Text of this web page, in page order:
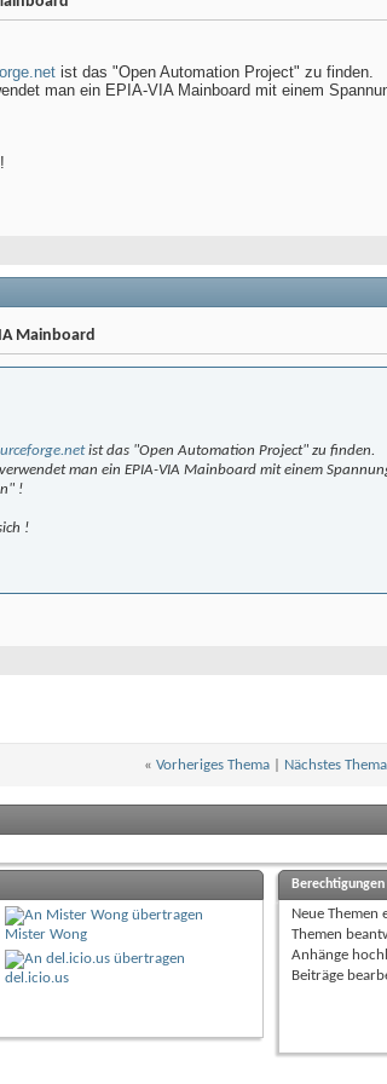
ist das "Open Automation Project" zu finden.
man ein EPIA-VIA Mainboard mit einem
Mainboard
ist das "Open Automation Project" zu finden.
man ein EPIA-VIA Mainboard mit einem
!
!
« Vorheriges Thema| Nächstes Thema
Mister Wong
del.icio.us
Berechtigungen
Neue Themen
Themen
Anhänge
Beiträge